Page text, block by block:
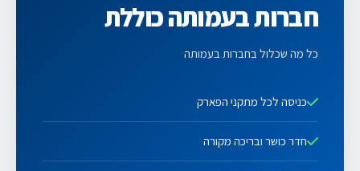
חברות בעמותה כוללת
כל מה שכלול בחברות בעמותה
כניסה לכל מתקני הפארק
חדר כושר ובריכה מקורה